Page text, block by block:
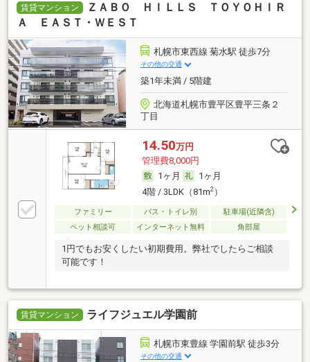
賃貸マンション
ＺＡＢＯ ＨＩＬＬＳ ＴＯＹＯＨＩＲ
Ａ ＥＡＳＴ・ＷＥＳＴ
札幌市東西線 菊水駅 徒歩7分
その他の交通
築1年未満 / 5階建
北海道札幌市豊平区豊平三条２
丁目
14.50万円
管理費8,000円
1ヶ月
1ヶ月
4階 / 3LDK（81m2）
ファミリー バス・トイレ別
駐車場(近隣含)
ペット相談可
インターネット無料 角部屋
1円でもお安くしたい初期費用。弊社でしたらご相談
可能です！
賃貸マンション ライフジュエル学園前
札幌市東豊線 学園前駅 徒歩3分
その他の交通